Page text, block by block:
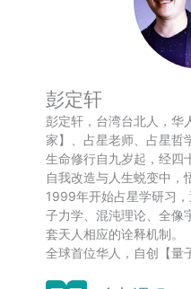
彭定轩
彭定轩，台湾台北人，华
家】、占星老师、占星哲
生命修行自九岁起，经四
自我改造与人生蜕变中，
1999年开始占星学研习
子力学、混沌理论、全像
套天人相应的诠释机制。
全球首位华人，自创【量